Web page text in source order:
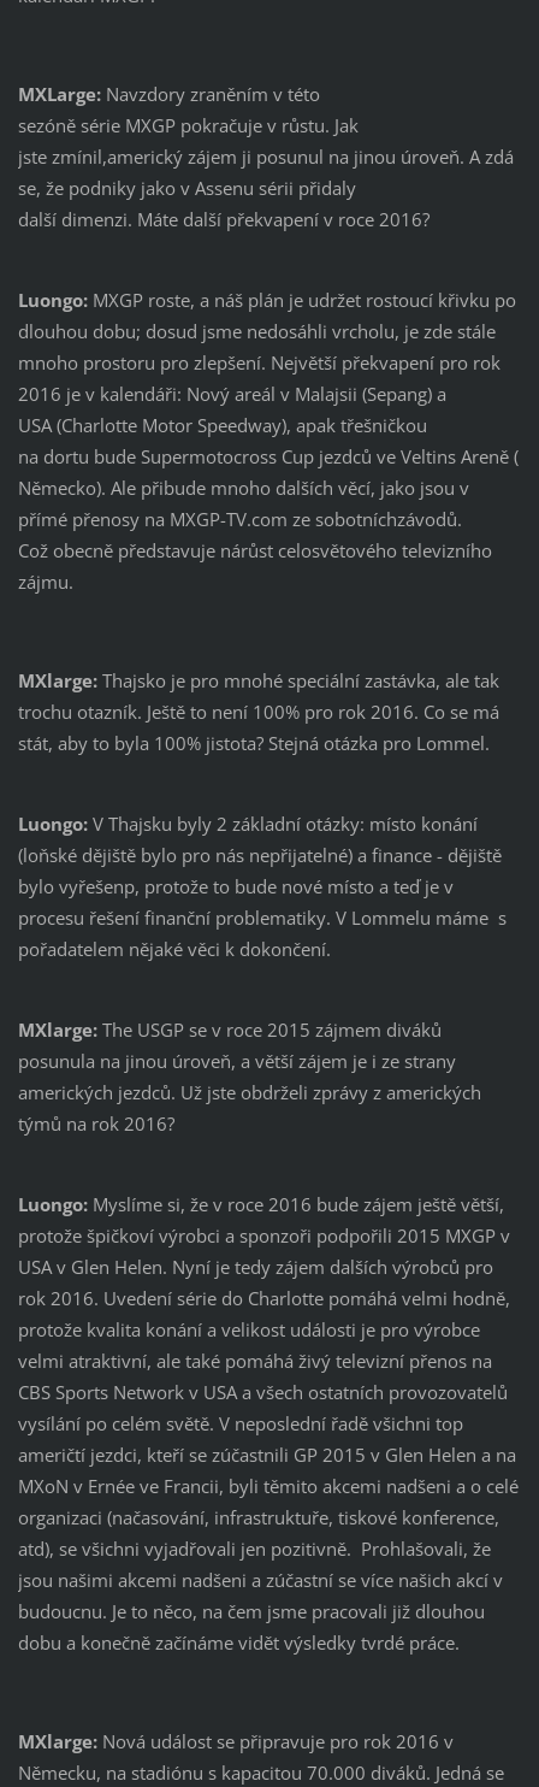
MXLarge:Navzdory zraněním v této
sezóně série MXGP pokračuje v růstu. Jak
jste zmínil,americký zájem ji posunul na jinou úroveň. A zdá
se, že podniky jako v Assenu sérii přidaly
další dimenzi. Máte další překvapení v roce 2016?
Luongo:MXGP roste, a náš plán je udržet rostoucí křivku po
dlouhou dobu; dosud jsme nedosáhli vrcholu, je zde stále
mnoho prostoru pro zlepšení. Největší překvapení pro rok
2016 je v kalendáři: Nový areál v Malajsii (Sepang) a
USA (Charlotte Motor Speedway), apak třešničkou
na dortu bude Supermotocross Cup jezdců ve Veltins Areně (
Německo). Ale přibude mnoho dalších věcí, jako jsou v
přímé přenosy na MXGP-TV.com ze sobotníchzávodů.
Což obecně představuje nárůst celosvětového televizního
zájmu.
MXlarge:Thajsko je pro mnohé speciální zastávka, ale tak
trochu otazník. Ještě to není 100% pro rok 2016. Co se má
stát, aby to byla 100% jistota? Stejná otázka pro Lommel.
Luongo:V Thajsku byly 2 základní otázky: místo konání
(loňské dějiště bylo pro nás nepřijatelné) a finance - dějiště
bylo vyřešenp, protože to bude nové místo a teď je v
procesu řešení finanční problematiky. V Lommelu máme s
pořadatelem nějaké věci k dokončení.
MXlarge: The USGP se v roce 2015 zájmem diváků
posunula na jinou úroveň, a větší zájem je i ze strany
amerických jezdců. Už jste obdrželi zprávy z amerických
týmů na rok 2016?
Luongo:Myslíme si, že v roce 2016 bude zájem ještě větší,
protože špičkoví výrobci a sponzoři podpořili 2015 MXGP v
USA v Glen Helen. Nyní je tedy zájem dalších výrobců pro
rok 2016. Uvedení série do Charlotte pomáhá velmi hodně,
protože kvalita konání a velikost události je pro výrobce
velmi atraktivní, ale také pomáhá živý televizní přenos na
CBS Sports Network v USA a všech ostatních provozovatelů
vysílání po celém světě. V neposlední řadě všichni top
američtí jezdci, kteří se zúčastnili GP 2015 v Glen Helen a na
MXoN v Ernée ve Francii, byli těmito akcemi nadšeni a o celé
organizaci (načasování, infrastruktuře, tiskové konference,
atd), se všichni vyjadřovali jen pozitivně. Prohlašovali, že
jsou našimi akcemi nadšeni a zúčastní se více našich akcí v
budoucnu. Je to něco, na čem jsme pracovali již dlouhou
dobu a konečně začínáme vidět výsledky tvrdé práce.
MXlarge: Nová událost se připravuje pro rok 2016 v
Německu, na stadiónu s kapacitou 70.000 diváků. Jedná se